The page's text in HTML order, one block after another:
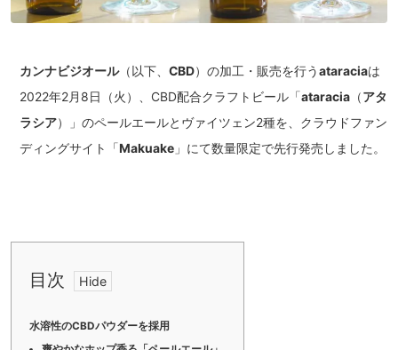
カンナビジオール（以下、 CBD）の加工・販売を行うataraciaは
2022年2月8日（火）、CBD配合クラフトビール「ataracia （アタ
ラシア）」のペールエールとヴァイツェン2種を、クラウドファン
ディングサイト「Makuake 」にて数量限定で先行発売しました。
目次
水溶性のCBDパウダーを採用